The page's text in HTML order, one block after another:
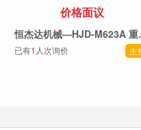
价格面议
恒杰达
已有1 人次询价 主